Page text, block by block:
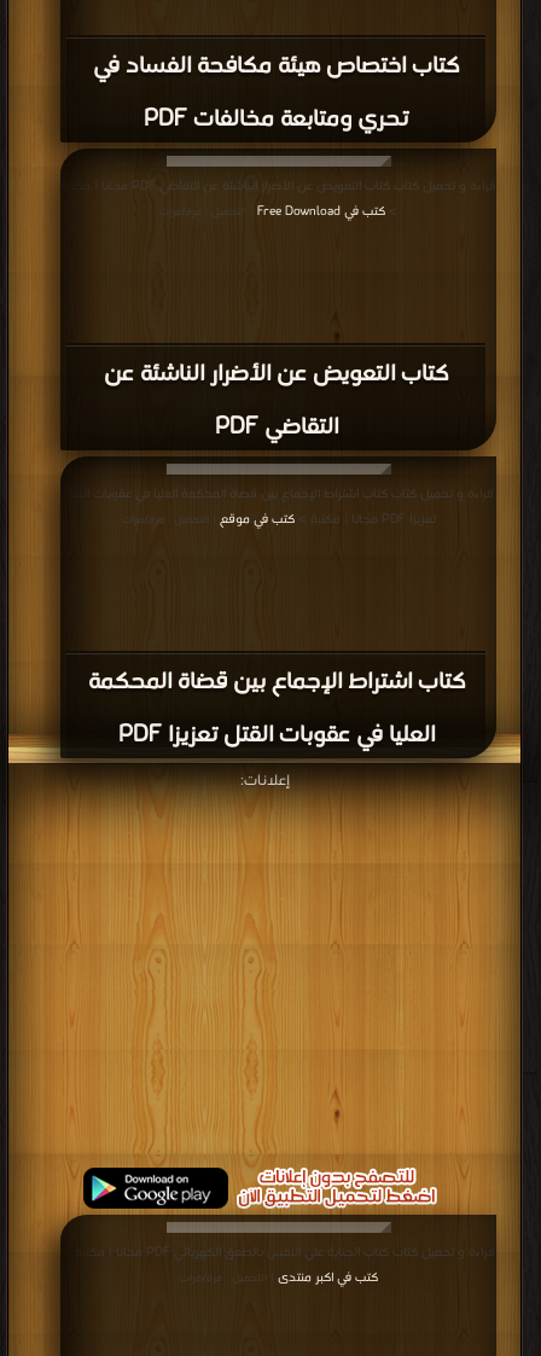
كتاب اختصاص هيئة مكافحة الفساد في
تحري ومتابعة مخالفات PDF
كتاب التعويض عن الأضرار الناشئة عن
التقاضي PDF
قراءة و تحميل كتاب كتاب التعويض عن الأضرار الناشئة عن التقاضي PDF مجانا | مكتبة
> كتب في Free Download | التحميل : مرة/مرات
كتاب اشتراط الإجماع بين قضاة المحكمة
العليا في عقوبات القتل تعزيزا PDF
قراءة و تحميل كتاب كتاب اشتراط الإجماع بين قضاة المحكمة العليا في عقوبات القتل
تعزيزا PDF مجانا | مكتبة >
كتب في موقع | التحميل : مرة/مرات
إعلانات:
قراءة و تحميل كتاب كتاب الجناية علي النفس بالصعق الكهربائي PDF مجانا | مكتبة >
كتب في اكبر منتدى
| التحميل : مرة/مرات